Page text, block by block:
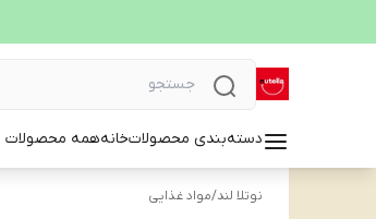
دسته‌بندی محصولاتخانههمه محصولات
نوتلا لند/مواد غذایی